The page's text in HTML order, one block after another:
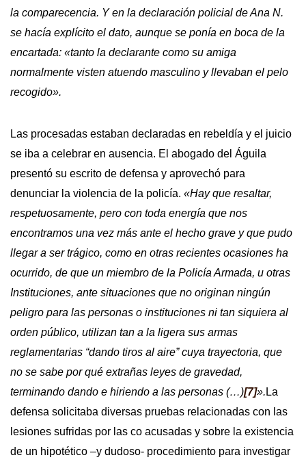
la comparecencia. Y en la declaración policial de Ana N.
se hacía explícito el dato, aunque se ponía en boca de la
encartada: «tanto la declarante como su amiga
normalmente visten atuendo masculino y llevaban el pelo
recogido».
Las procesadas estaban declaradas en rebeldía y el juicio
se iba a celebrar en ausencia. El abogado del Águila
presentó su escrito de defensa y aprovechó para
denunciar la violencia de la policía. «Hay que resaltar,
respetuosamente, pero con toda energía que nos
encontramos una vez más ante el hecho grave y que pudo
llegar a ser trágico, como en otras recientes ocasiones ha
ocurrido, de que un miembro de la Policía Armada, u otras
Instituciones, ante situaciones que no originan ningún
peligro para las personas o instituciones ni tan siquiera al
orden público, utilizan tan a la ligera sus armas
reglamentarias “dando tiros al aire” cuya trayectoria, que
no se sabe por qué extrañas leyes de gravedad,
terminando dando e hiriendo a las personas (…)[7]». La
defensa solicitaba diversas pruebas relacionadas con las
lesiones sufridas por las co acusadas y sobre la existencia
de un hipotético –y dudoso- procedimiento para investigar